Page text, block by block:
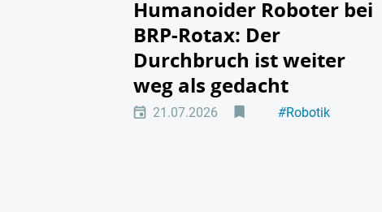
Humanoider Roboter bei
BRP-Rotax: Der
Durchbruch ist weiter
weg als gedacht
21.07.2026 #Robotik